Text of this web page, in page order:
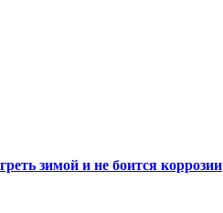
зимой и не боится коррозии